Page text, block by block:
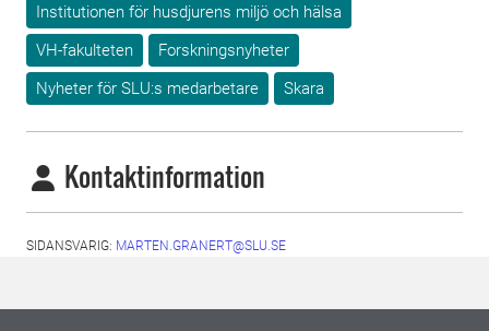
Institutionen för husdjurens miljö och hälsa
VH-fakulteten
Forskningsnyheter
Nyheter för SLU:s medarbetare
Skara
Kontaktinformation
SIDANSVARIG: MARTEN.GRANERT@SLU.SE